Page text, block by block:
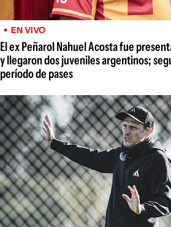
EN VIVO
El ex Peñarol Nahuel Acosta fue
y llegaron dos juveniles argentinos;
período de pases